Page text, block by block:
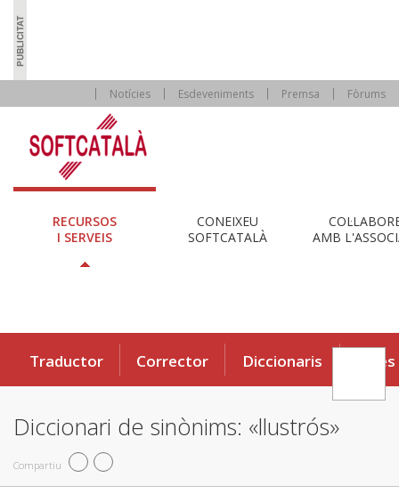
Notícies Esdeveniments Premsa Fòrums
RECURSOS
I SERVEIS
CONEIXEU
SOFTCATALÀ
AMB
Traductor Corrector Diccionaris Eines
Diccionari de sinònims: «llustrós»
Compartiu